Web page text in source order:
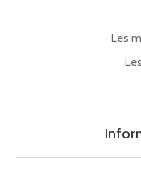
Les